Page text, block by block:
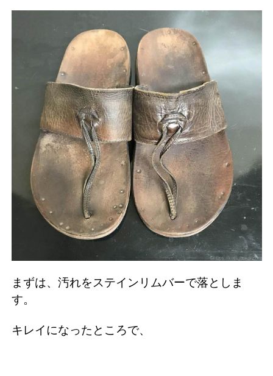
まずは、汚れをステインリムバーで落としま
す。
キレイになったところで、